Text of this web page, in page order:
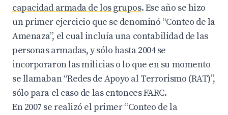
capacidad armada de los grupos. Ese año se hizo
un primer ejercicio que se denominó “Conteo de la
Amenaza”, el cual incluía una contabilidad de las
personas armadas, y sólo hasta 2004 se
incorporaron las milicias o lo que en su momento
se llamaban “Redes de Apoyo al Terrorismo (RAT)”,
sólo para el caso de las entonces FARC.
En 2007 se realizó el primer “Conteo de la